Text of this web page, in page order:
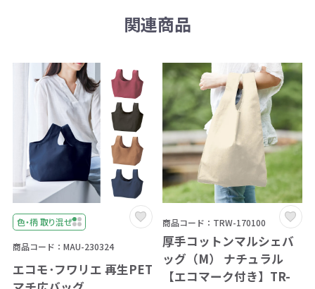
関連商品
色・柄 取り混ぜ
商品コード：MAU-230324
エコモ･フワリエ 再生PET
商品コード：TRW-170100
厚手コットンマルシェバ
ッグ（M） ナチュラル
【エコマーク付き】TR-